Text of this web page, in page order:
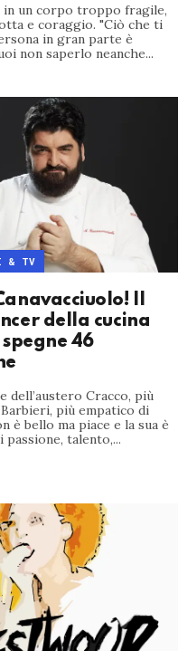
in un corpo troppo fragile,
e coraggio. "Ciò che ti
in gran parte è
non saperlo neanche...
Il
della cucina
46
dell’austero Cracco, più
più empatico di
è bello ma piace e la sua è
passione, talento,...
& TV